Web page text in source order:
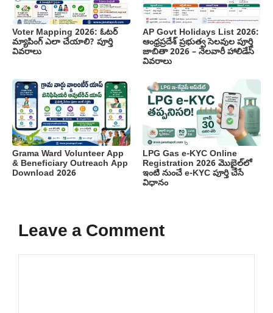
Voter Mapping 2026: ఓటర్
మ్యాపింగ్ ఎలా చేయాలి? పూర్తి
వివరాలు
AP Govt Holidays List 2026:
ఆంధ్రప్రదేశ్ ప్రభుత్వ సెలవుల పూర్తి
జాబితా 2026 – నెలవారీ హాలిడేస్
వివరాలు
Grama Ward Volunteer App
& Beneficiary Outreach App
Download 2026
LPG Gas e-KYC Online
Registration 2026 మొబైల్‌లో
ఇంటి నుంచే e-KYC పూర్తి చేసే
విధానం
Leave a Comment
Comment